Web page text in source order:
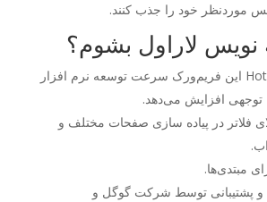
موردنظر خود را جذب کنند.
نویس لاراول بشوم؟
قابلیت Hot Reload این فریم‌ورک سرعت توسعه نرم افزار
توجهی افزایش می‌دهد.
فلاتر در پیاده سازی صفحات مختلف و
مبتدی‌ها.
پشتیبانی توسط شرکت گوگل و